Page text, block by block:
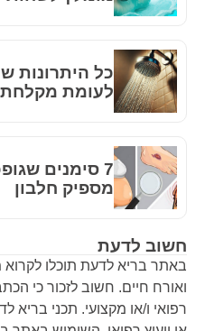
חשוב לדעת
באתר בריא לדעת תוכלו לקרוא
ואורח חיים. חשוב לזכור כי
רפואי ו/או מקצועי. תכני
כל היתרונות
לעומת
7 סימנים
מספיק חלבון